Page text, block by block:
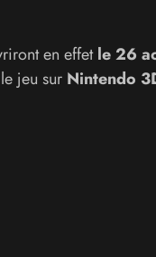
en effetle 26
jeu sur Nintendo